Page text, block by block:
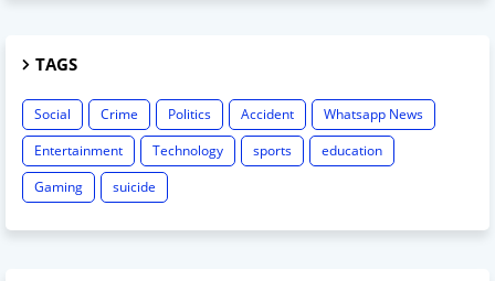
TAGS
Social Crime Politics Accident
Whatsapp News
Entertainment
Technology sports
education
Gaming
suicide